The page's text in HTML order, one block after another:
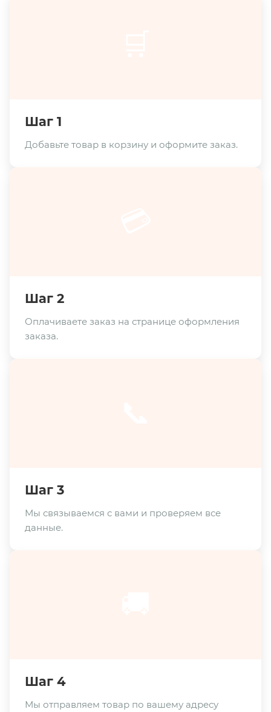
Шаг 1
Добавьте товар в корзину и оформите заказ.
Шаг 2
Оплачиваете заказ на странице оформления
заказа.
Шаг 3
Мы связываемся с вами и проверяем все
данные.
Шаг 4
Мы отправляем товар по вашему адресу